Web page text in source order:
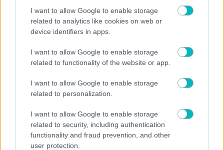
I want to allow Google to enable storage
related to analytics like cookies on web or
device identifiers in apps.
I want to allow Google to enable storage
related to functionality of the website or app.
I want to allow Google to enable storage
related to personalization.
I want to allow Google to enable storage
related to security, including authentication
functionality and fraud prevention, and other
user protection.
ΠΟΔΟΣΦΑΙΡΟ
Ο Κουλούρης έφαγε «πόρτα» από την Πογκόν: